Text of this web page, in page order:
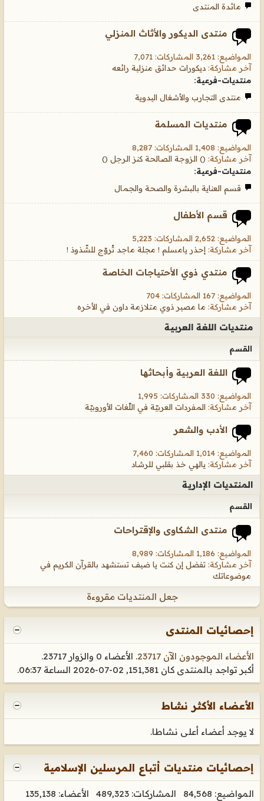
مائدة المنتدى
منتدى الديكور والأثاث المنزلي
المواضيع: 3,261 المشاركات: 7,071
آخر مشاركة: ديكورات حدائق منزلية رائعه
منتديات-فرعية:
منتدى التجارب والأشغال اليدوية
منتديات المسلمة
المواضيع: 1,408 المشاركات: 8,287
آخر مشاركة: () الزوجة الصالحة كنز الرجل ()
منتديات-فرعية:
قسم العناية بالبشرة والصحة والجمال
قسم الأطفال
المواضيع: 2,652 المشاركات: 5,223
آخر مشاركة: إحذر يامسلم ! مجلة ماجد تُروّج للشّذوذ !
منتدي ذوي الأحتياجات الخاصة
المواضيع: 167 المشاركات: 704
آخر مشاركة: ما مصير ذوي متلازمة داون في الأخره
منتديات اللغة العربية
القسم
اللغة العربية وأبحاثها
المواضيع: 330 المشاركات: 1,995
آخر مشاركة: المفردات العربيّة في اللّغات الأوروبيّة
الأدب والشعر
المواضيع: 1,014 المشاركات: 7,460
آخر مشاركة: يالهي خذ بقلبي للرشاد
المنتديات الإدارية
القسم
منتدى الشكاوى والإقتراحات
المواضيع: 1,186 المشاركات: 8,989
آخر مشاركة: تفضل إن كنت يا ضيف تستشهد بالقرآن الكريم في
موضوعاتك
جعل المنتديات مقروءة
إحصائيات المنتدى
الأعضاء الموجودون الآن 23717
. الأعضاء 0 والزوار 23717.
أكبر تواجد بالمنتدى كان 151,381, 02-07-2026 الساعة
06:37
.
الأعضاء الأكثر نشاط
لا يوجد أعضاء أعلى نشاطا.
إحصائيات منتديات أتباع المرسلين الإسلامية